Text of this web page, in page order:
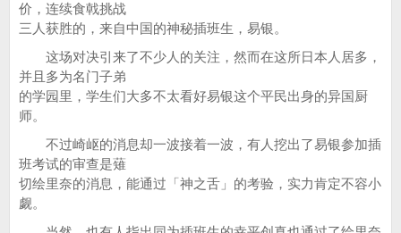
价，连续食戟挑战
三人获胜的，来自中国的神秘插班生，易银。
这场对决引来了不少人的关注，然而在这所日本人居多，
并且多为名门子弟
的学园里，学生们大多不太看好易银这个平民出身的异国厨
师。
不过崎岖的消息却一波接着一波，有人挖出了易银参加插
班考试的审查是薙
切绘里奈的消息，能通过「神之舌」的考验，实力肯定不容小
觑。